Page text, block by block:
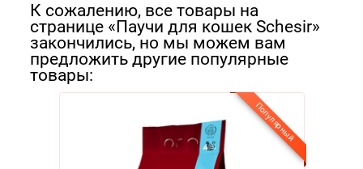
К сожалению, все товары на
странице «Паучи для кошек Schesir»
закончились, но мы можем вам
предложить другие популярные
товары:
Популярный
По нашему
По популярности
Cначала дешевые
Каталог товаров
О компании
Доставка и оплата